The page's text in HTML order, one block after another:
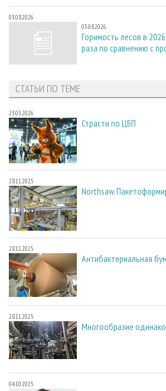
03.08.2026
03.08.2026
Горимость лесов в
раза по сравнению с
СТАТЬИ ПО ТЕМЕ
23.03.2026
Страсти по ЦБП
28.11.2025
Northsaw.
28.11.2025
Антибактериальная
28.11.2025
Многообразие
04.10.2025